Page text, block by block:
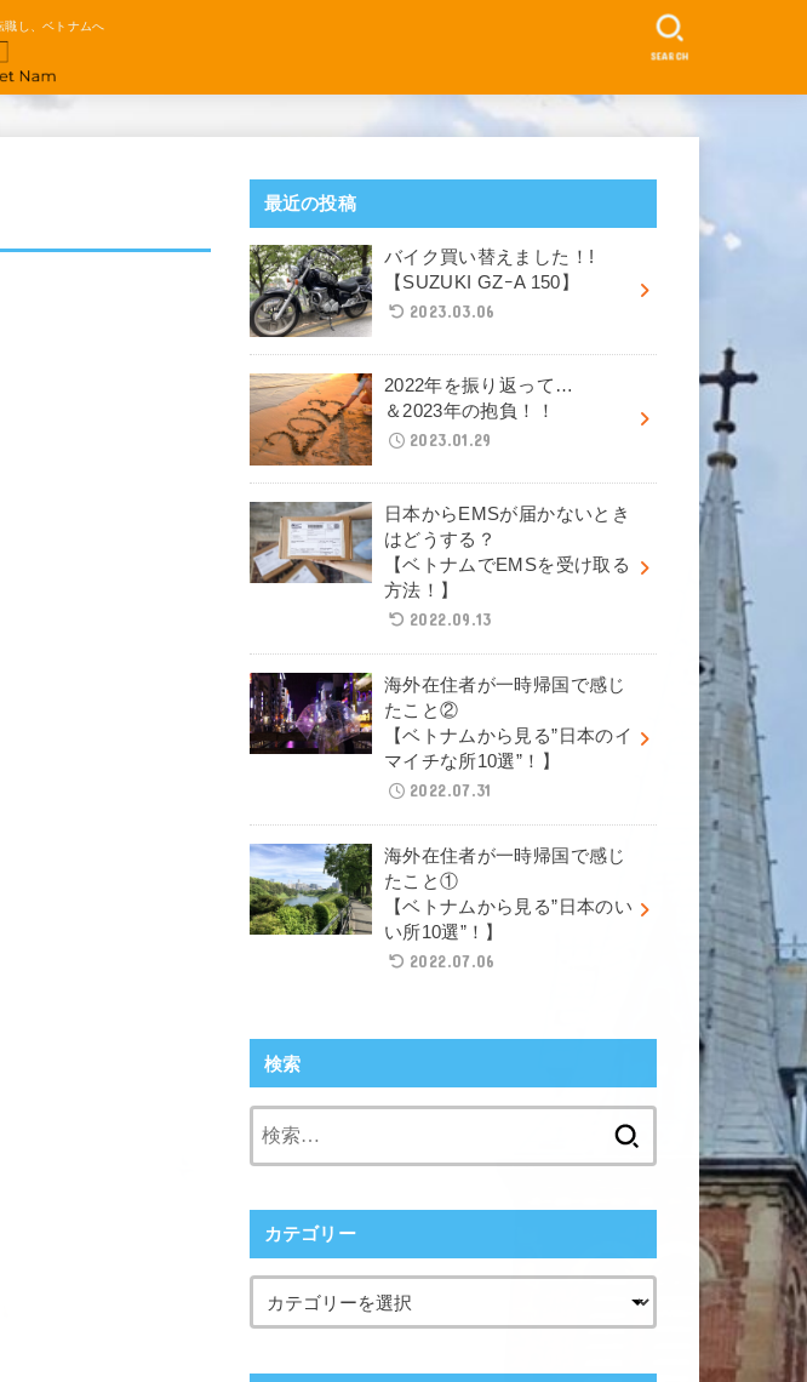
職し、ベトナムへ
SEARCH
最近の投稿
バイク買い替えました！!
【SUZUKI GZｰA 150】
2023.03.06
2022年を振り返って…
＆2023年の抱負！！
2023.01.29
日本からEMSが届かないとき
はどうする？
【ベトナムでEMSを受け取る
方法！】
2022.09.13
海外在住者が一時帰国で感じ
たこと②
【ベトナムから見る”日本のイ
マイチな所10選”！】
2022.07.31
海外在住者が一時帰国で感じ
たこと①
【ベトナムから見る”日本のい
い所10選”！】
2022.07.06
検索
カテゴリー